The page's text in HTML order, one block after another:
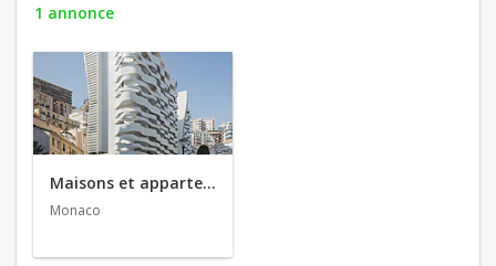
1 annonce
Maisons et appartements en vente
Monaco